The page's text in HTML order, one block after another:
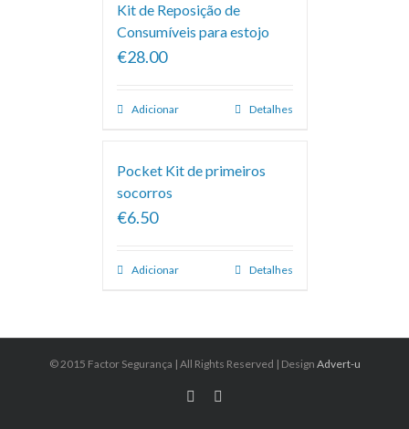
Kit de Reposição de
Consumíveis para estojo
€28.00
Adicionar Detalhes
Pocket Kit de primeiros
socorros
€6.50
Adicionar Detalhes
© 2015 Factor Segurança | All Rights Reserved | Design Advert-u